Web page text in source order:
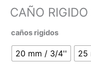
CAÑO
caños rigidos
20 mm / 3/4'' 25